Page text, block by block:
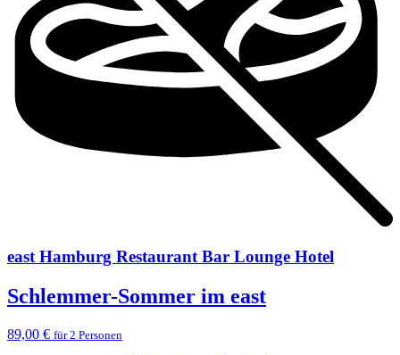
east Hamburg Restaurant Bar Lounge Hotel
Schlemmer-Sommer im east
89,00 € für 2 Personen